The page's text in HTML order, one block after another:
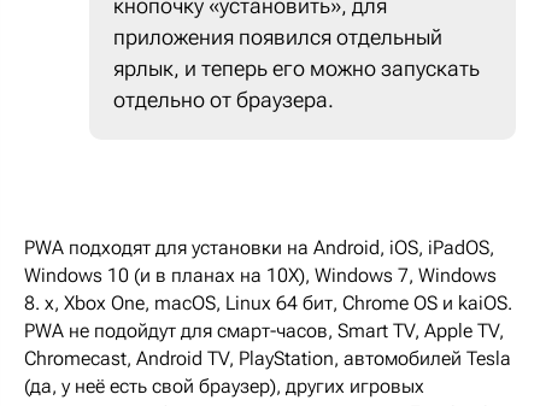
кнопочку «установить», для
приложения появился отдельный
ярлык, и теперь его можно запускать
отдельно от браузера.
PWA подходят для установки на Android, iOS, iPadOS,
Windows 10 (и в планах на 10X), Windows 7, Windows
8. x, Xbox One, macOS, Linux 64 бит, Chrome OS и kaiOS.
PWA не подойдут для смарт-часов, Smart TV, Apple TV,
Chromecast, Android TV, PlayStation, автомобилей Tesla
(да, у неё есть свой браузер), других игровых